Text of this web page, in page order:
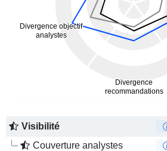
Visibilité
Couverture analystes